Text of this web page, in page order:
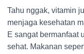
Tahu nggak, vitamin
menjaga kesehatan
E sangat bermanfaat
sehat. Makanan